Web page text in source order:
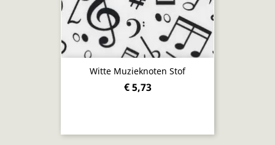
Witte Muzieknoten Stof
€ 5,73